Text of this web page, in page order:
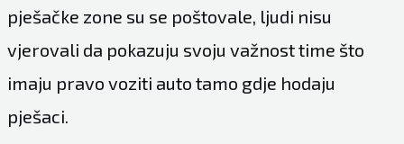
pješačke zone su se poštovale, ljudi nisu
vjerovali da pokazuju svoju važnost time što
imaju pravo voziti auto tamo gdje hodaju
pješaci.